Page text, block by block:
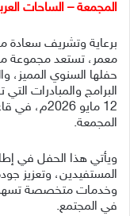
المجمعة – الساحات
برعاية وتشريف سعادة
معمر، تستعد مجموعة
حفلها السنوي المميز،
البرامج والمبادرات
12 مايو
المجمعة.
ويأتي هذا الحفل في
المستفيدين، وتعزيز
وخدمات متخصصة تسهم
في المجتمع.